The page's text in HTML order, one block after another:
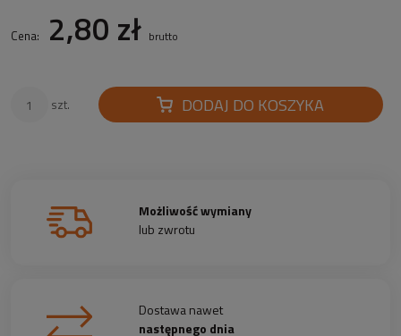
Cena: 2,80 zł brutto
szt. DODAJ DO KOSZYKA
Możliwość wymiany
lub zwrotu
Dostawa nawet
następnego dnia